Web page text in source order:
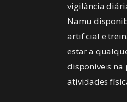
vigilância
Namu
artificial e
estar a
disponíveis na
atividades